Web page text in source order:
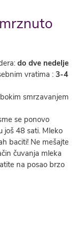
do dve nedelje
vratima : 3-4
smrzavanjem
se ponovo
još 48 sati. Mleko
baciti! Ne mešajte
čuvanja mleka
na posao brzo